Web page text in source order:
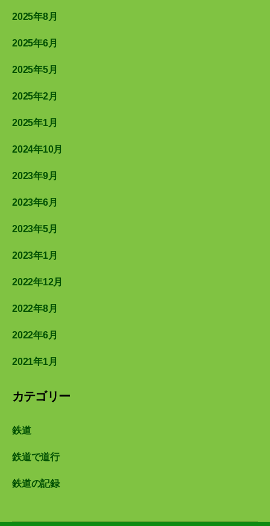
2025年8月
2025年6月
2025年5月
2025年2月
2025年1月
2024年10月
2023年9月
2023年6月
2023年5月
2023年1月
2022年12月
2022年8月
2022年6月
2021年1月
カテゴリー
鉄道
鉄道で道行
鉄道の記録